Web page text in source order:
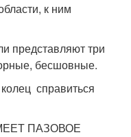
к ним
представляют три
бесшовные.
справиться
ПАЗОВОЕ